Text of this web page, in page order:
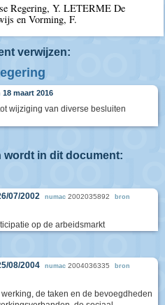
Regering, Y. LETERME De
en Vorming, F.
verwijzen:
maart 2016
wijziging van diverse besluiten
wordt in dit document:
07/2002 numac 2002035892 bron
op de arbeidsmarkt
08/2004 numac 2004036335 bron
de taken en de bevoegdheden